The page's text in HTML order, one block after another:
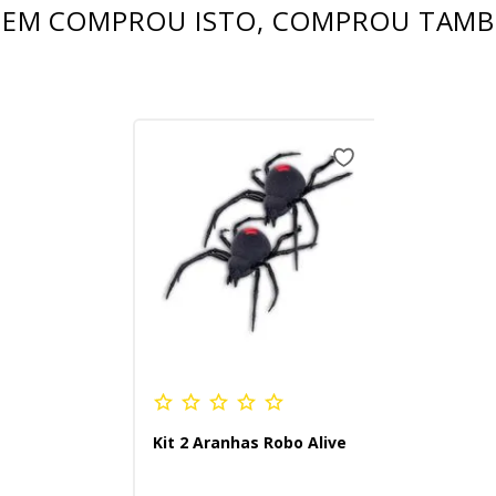
COMPROU ISTO, COMPROU
Kit 2 Aranhas Robo Alive